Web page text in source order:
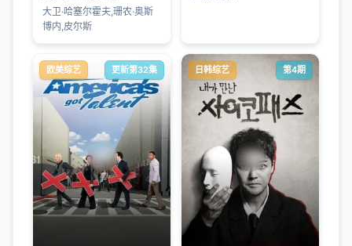
大卫·哈塞尔霍夫,珊农·奥斯
博内,皮尔斯
欧美综艺 更新第32集 日韩综艺 第4期